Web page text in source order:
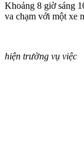
Khoảng 8 giờ sáng
va chạm với một xe
hiện trường vụ việc